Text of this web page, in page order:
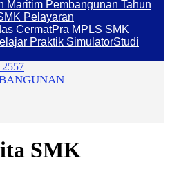
Maritim Pembangunan Tahun
Pelayaran
CermatPra MPLS SMK
Praktik SimulatorStudi
SMK